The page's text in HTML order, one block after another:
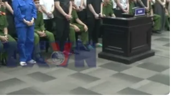
ngày 29/4 đưa tin giao
Trung Quốc và Triều Tiên
qua tăng tới 38,1%, hồi phục
vào 6 tháng cuối năm